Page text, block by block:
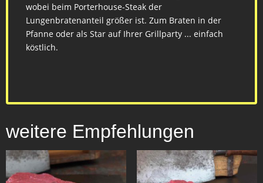
wobei beim Porterhouse-Steak der
Lungenbratenanteil größer ist. Zum Braten in der
Pfanne oder als Star auf Ihrer Grillparty ... einfach
köstlich.
weitere Empfehlungen